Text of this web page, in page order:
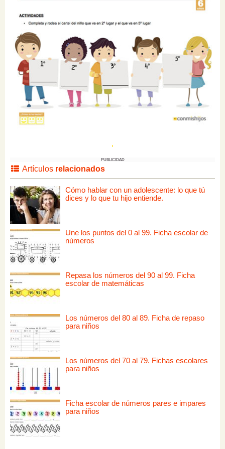
PUBLICIDAD
Artículos relacionados
Cómo hablar con un adolescente: lo que tú
dices y lo que tu hijo entiende.
Une los puntos del 0 al 99. Ficha escolar de
números
Repasa los números del 90 al 99. Ficha
escolar de matemáticas
Los números del 80 al 89. Ficha de repaso
para niños
Los números del 70 al 79. Fichas escolares
para niños
Ficha escolar de números pares e impares
para niños